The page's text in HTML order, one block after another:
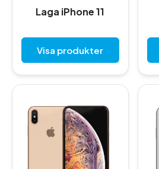
Laga iPhone 11
Visa produkter